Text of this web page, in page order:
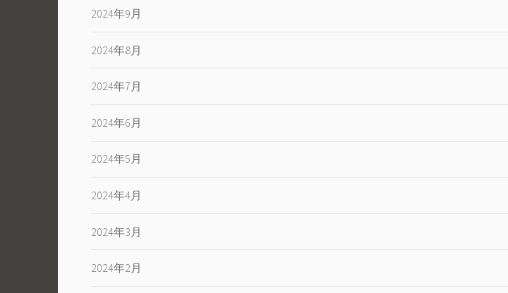
2024年9月
2024年8月
2024年7月
2024年6月
2024年5月
2024年4月
2024年3月
2024年2月